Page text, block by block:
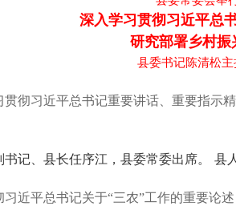
深入学习贯彻习近平总
研究部署乡村振
县委书记陈清松
彻习近平总书记重要讲话、重要指
记、县长任序江，县委常委出席。 县
近平总书记关于“三农”工作的重要论